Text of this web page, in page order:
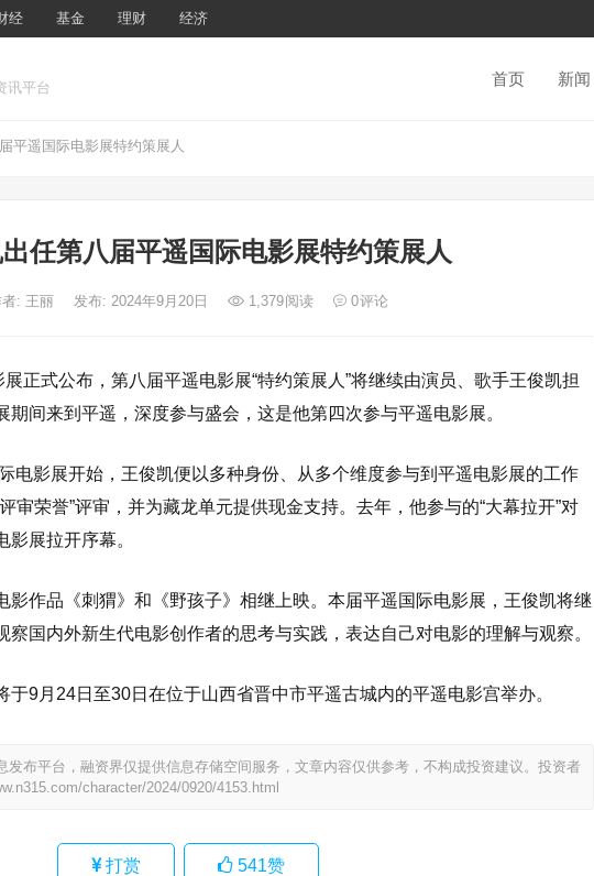
经 基金 理财 经济
讯平台
首页 新闻
平遥国际电影展特约策展人
任第八届平遥国际电影展特约策展人
: 王丽 发布: 2024年9月20日 1,379阅读 0评论
正式公布，第八届平遥电影展“特约策展人”将继续由演员、歌手王俊凯担
间来到平遥，深度参与盛会，这是他第四次参与平遥电影展。
电影展开始，王俊凯便以多种身份、从多个维度参与到平遥电影展的工作
审荣誉”评审，并为藏龙单元提供现金支持。去年，他参与的“大幕拉开”对
展拉开序幕。
影作品《刺猬》和《野孩子》相继上映。本届平遥国际电影展，王俊凯将继
察国内外新生代电影创作者的思考与实践，表达自己对电影的理解与观察。
于9月24日至30日在位于山西省晋中市平遥古城内的平遥电影宫举办。
发布平台，融资界仅提供信息存储空间服务，文章内容仅供参考，不构成投资建议。投资者
character/2024/0920/4153.html
打赏 541赞